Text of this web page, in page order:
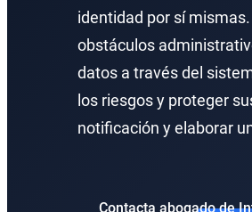
identidad por sí
obstáculos
datos a través del
los riesgos y proteger
notificación y elaborar
Contacta abogado de